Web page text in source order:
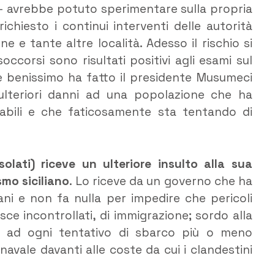
potuto sperimentare sulla propria
i continui interventi delle autorità
e tante altre località. Adesso il rischio si
sono risultati positivi agli esami sul
ha fatto il presidente Musumeci
danni ad una popolazione che ha
e che faticosamente sta tentando di
riceve un ulteriore insulto alla sua
siciliano. Lo riceve da un governo che ha
e non fa nulla per impedire che pericoli
incontrollati, di immigrazione; sordo alla
ogni tentativo di sbarco più o meno
davanti alle coste da cui i clandestini